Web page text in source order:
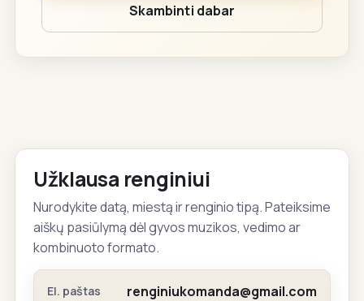
Skambinti dabar
Užklausa renginiui
Nurodykite datą, miestą ir renginio tipą. Pateiksime
aiškų pasiūlymą dėl gyvos muzikos, vedimo ar
kombinuoto formato.
El. paštas renginiukomanda@gmail.com